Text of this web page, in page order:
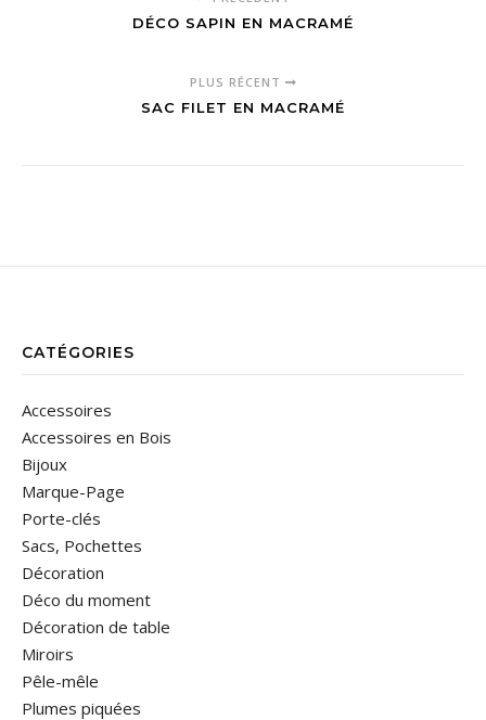
DÉCO SAPIN EN MACRAMÉ
PLUS RÉCENT
SAC FILET EN MACRAMÉ
CATÉGORIES
Accessoires
Accessoires en Bois
Bijoux
Marque-Page
Porte-clés
Sacs, Pochettes
Décoration
Déco du moment
Décoration de table
Miroirs
Pêle-mêle
Plumes piquées